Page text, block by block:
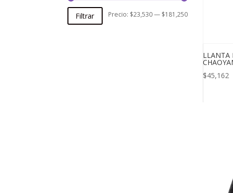
LLANTA
$45,162
Precio
Precio
Filtrar Precio: $23,530— $181,250